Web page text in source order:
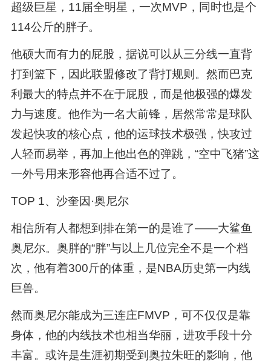
超级巨星，11届全明星，一次MVP，同时也是个
114公斤的胖子。
他硕大而有力的屁股，据说可以从三分线一直背
打到篮下，因此联盟修改了背打规则。然而巴克
利最大的特点并不在于屁股，而是他极强的爆发
力与速度。他作为一名大前锋，居然常常是球队
发起快攻的核心点，他的运球技术极强，快攻过
人轻而易举，再加上他出色的弹跳，“空中飞猪”这
一外号用来形容他再合适不过了。
TOP 1、沙奎因·奥尼尔
相信所有人都想到排在第一的是谁了——大鲨鱼
奥尼尔。奥胖的“胖”与以上几位完全不是一个档
次，他有着300斤的体重，是NBA历史第一内线
巨兽。
然而奥尼尔能成为三连庄FMVP，可不仅仅是靠
身体，他的内线技术也相当华丽，进攻手段十分
丰富。或许是生涯初期受到奥拉朱旺的影响，他